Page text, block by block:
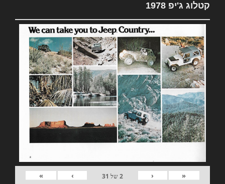
קטלוג ג'יפ 1978
«
‹
2של 31
›
»